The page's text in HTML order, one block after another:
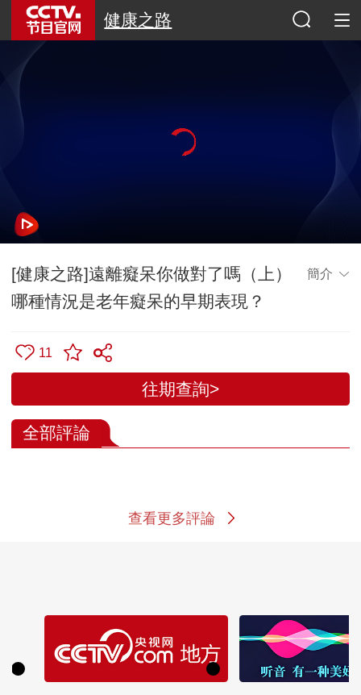
健康之路
[健康之路]遠離癡呆你做對了嗎（上）
哪種情況是老年癡呆的早期表現？
簡介
11
往期查詢>
全部評論
查看更多評論